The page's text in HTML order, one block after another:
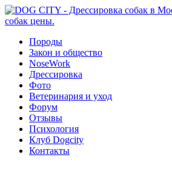
Породы
Закон и общество
NoseWork
Дрессировка
Фото
Ветеринария и уход
Форум
Отзывы
Психология
Клуб Dogcity
Контакты